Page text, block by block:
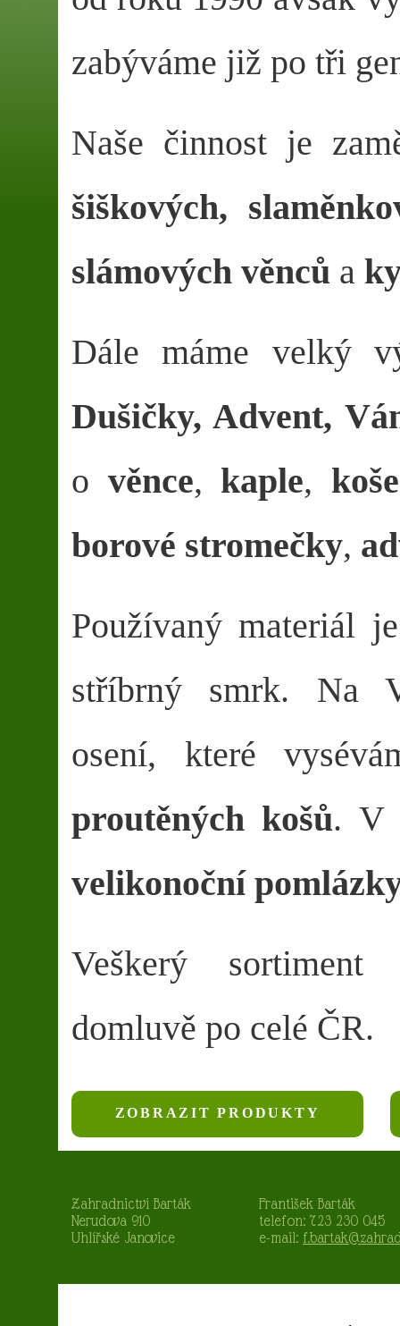
zabýváme již po tři
Naše činnost je
šiškových,
slámových věnců a
Dále máme velký
Dušičky, Advent,
o věnce, kaple, koše
borové stromečky,
Používaný materiál
stříbrný smrk. Na
osení, které
proutěných košů. V
velikonoční
Veškerý
domluvě po celé ČR.
ZOBRAZIT PRODUKTY
Zahradnictví Barták
Nerudova 910
Uhlířské Janovice
František Barták
telefon: 723 230 045
e-mail: